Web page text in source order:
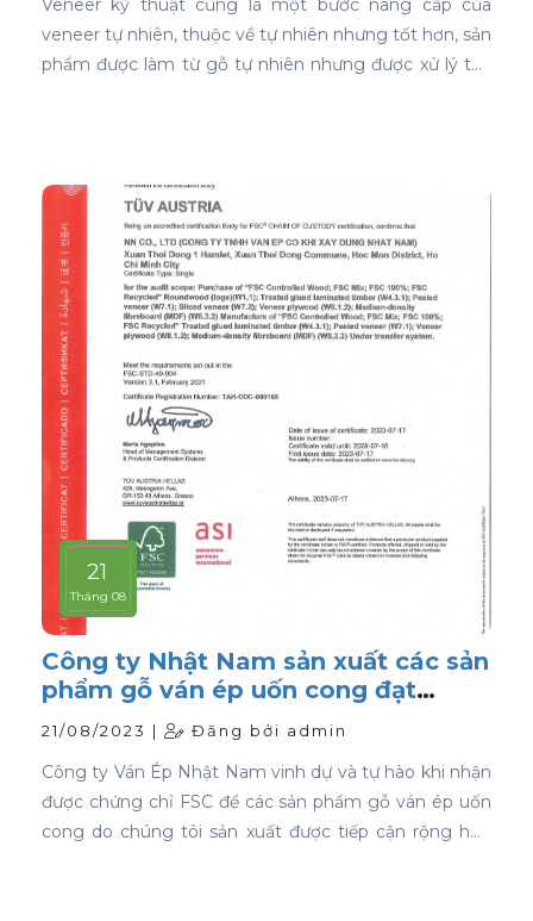
Veneer kỹ thuật cũng là một bước nâng cấp của
veneer tự nhiên, thuộc về tự nhiên nhưng tốt hơn, sản
phẩm được làm từ gỗ tự nhiên nhưng được xử lý tạo
21
Tháng 08
Công ty Nhật Nam sản xuất các sản
phẩm gỗ ván ép uốn cong đạt
chứng nhận FSC
21/08/2023 | Đăng bởi admin
Công ty Ván Ép Nhật Nam vinh dự và tự hào khi nhận
được chứng chỉ FSC để các sản phẩm gỗ ván ép uốn
cong do chúng tôi sản xuất được tiếp cận rộng hơn